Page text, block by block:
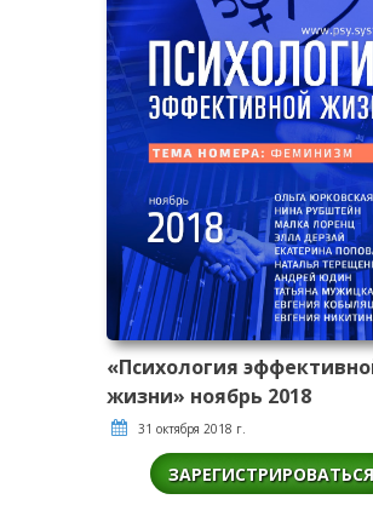
«Психология
жизни» ноябрь 2018
31 октября 2018 г.
ЗАРЕГИСТРИРОВАТЬСЯ